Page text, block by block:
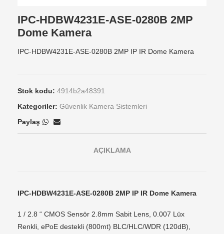
IPC-HDBW4231E-ASE-0280B 2MP
Dome Kamera
IPC-HDBW4231E-ASE-0280B 2MP IP IR Dome Kamera
Stok kodu: 4914b2a48391
Kategoriler: Güvenlik Kamera Sistemleri
Paylaş
AÇIKLAMA
IPC-HDBW4231E-ASE-0280B 2MP IP IR Dome Kamera
1 / 2.8 “ CMOS Sensör 2.8mm Sabit Lens, 0.007 Lüx
Renkli, ePoE destekli (800mt) BLC/HLC/WDR (120dB),